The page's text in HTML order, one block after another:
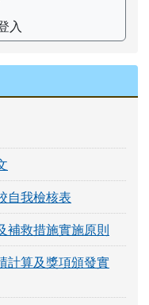
入
自我檢核表
補救措施實施原則
計算及獎項頒發實